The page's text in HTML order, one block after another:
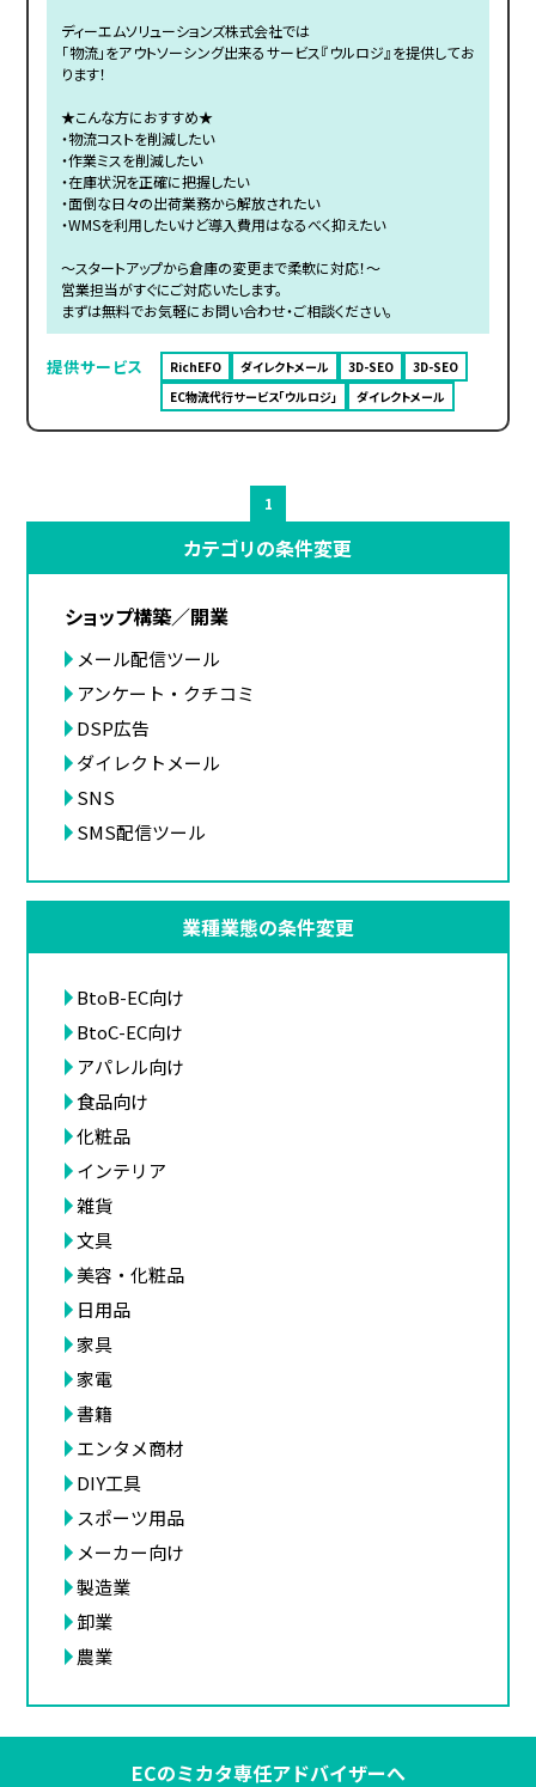
ディーエムソリューションズ株式会社では
「物流」をアウトソーシング出来るサービス『ウルロジ』を提供してお
ります！
★こんな方におすすめ★
・物流コストを削減したい
・作業ミスを削減したい
・在庫状況を正確に把握したい
・面倒な日々の出荷業務から解放されたい
・WMSを利用したいけど導入費用はなるべく抑えたい
～スタートアップから倉庫の変更まで柔軟に対応！～
営業担当がすぐにご対応いたします。
まずは無料でお気軽にお問い合わせ・ご相談ください。
提供サービス RichEFO ダイレクトメール 3D-SEO
3D-SEO
EC物流代行サービス「ウルロジ」
ダイレクトメール
1
カテゴリの条件変更
ショップ構築／開業
メール配信ツール
アンケート・クチコミ
DSP広告
ダイレクトメール
SNS
SMS配信ツール
業種業態の条件変更
BtoB-EC向け
BtoC-EC向け
アパレル向け
食品向け
化粧品
インテリア
雑貨
文具
美容・化粧品
日用品
家具
家電
書籍
エンタメ商材
DIY工具
スポーツ用品
メーカー向け
製造業
卸業
農業
ECのミカタ専任アドバイザーへ